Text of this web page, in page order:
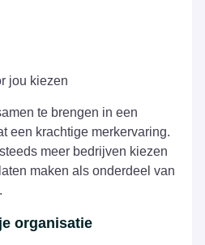
jou kiezen
te brengen in een
een krachtige merkervaring.
meer bedrijven kiezen
maken als onderdeel van
organisatie